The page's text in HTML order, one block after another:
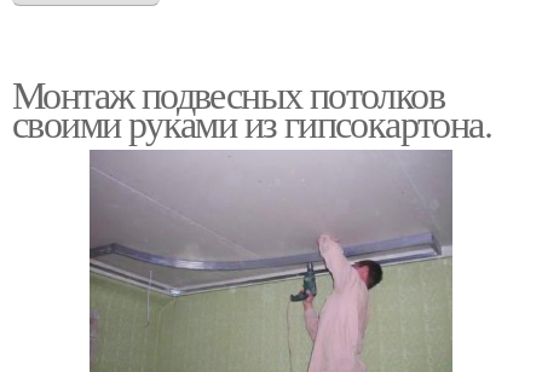
Монтаж подвесных потолков
своими руками из гипсокартона.